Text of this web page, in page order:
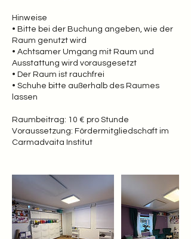
Hinweise
• Bitte bei der Buchung angeben, wie der
Raum genutzt wird
• Achtsamer Umgang mit Raum und
Ausstattung wird vorausgesetzt
• Der Raum ist rauchfrei
• Schuhe bitte außerhalb des Raumes
lassen
Raumbeitrag: 10 € pro Stunde
Voraussetzung: Fördermitgliedschaft im
Carmadvaita Institut